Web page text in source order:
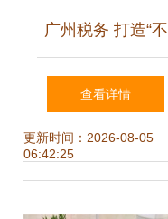
广州税务 打造“不
满意，请找我”服务
品牌，让烦恼无处
查看详情
更新时间：2026-08-05
06:42:25